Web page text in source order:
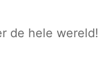
de hele wereld!